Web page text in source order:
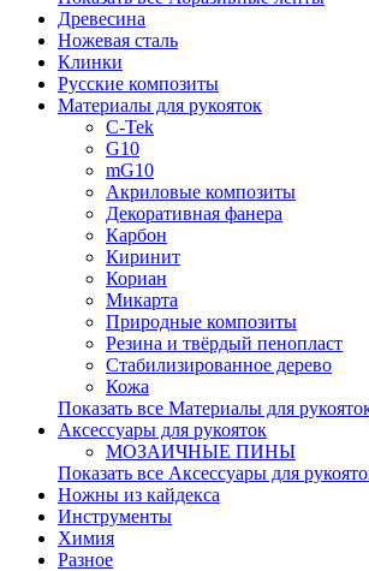
Древесина
Ножевая сталь
Клинки
Русские композиты
Материалы для рукояток
C-Tek
G10
mG10
Акриловые композиты
Декоративная фанера
Карбон
Киринит
Кориан
Микарта
Природные композиты
Резина и твёрдый пенопласт
Стабилизированное дерево
Кожа
Показать все Материалы для
Аксессуары для рукояток
МОЗАИЧНЫЕ ПИНЫ
Показать все Аксессуары для
Ножны из кайдекса
Инструменты
Химия
Разное